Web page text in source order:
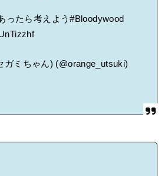
ったら考えよう#Bloodywood
ミちゃん) (@orange_utsuki)